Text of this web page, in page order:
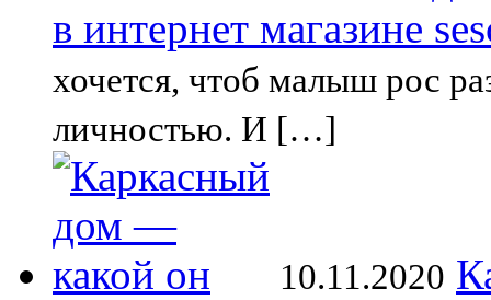
в интернет магазине
хочется, чтоб малыш рос
личностью. И […]
10.11.2020